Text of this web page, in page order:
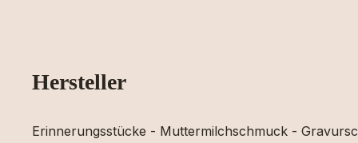
Hersteller
Erinnerungsstücke - Muttermilchschmuck -